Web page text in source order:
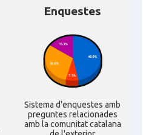
a KETTERING
a Leeds - Uk
a LEICESTER
Catalans a Lincoln
Enquestes
Sistema d'enquestes amb
preguntes relacionades
amb la comunitat catalana